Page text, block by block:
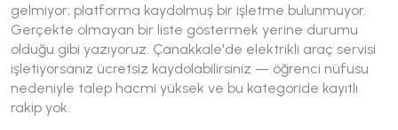
gelmiyor; platforma kaydolmuş bir işletme bulunmuyor.
Gerçekte olmayan bir liste göstermek yerine durumu
olduğu gibi yazıyoruz. Çanakkale'de elektrikli araç servisi
işletiyorsanız ücretsiz kaydolabilirsiniz — öğrenci nüfusu
nedeniyle talep hacmi yüksek ve bu kategoride kayıtlı
rakip yok.